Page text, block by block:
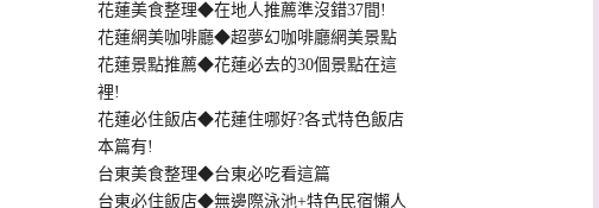
花蓮美食整理◆在地人推薦準沒錯37間!
花蓮網美咖啡廳◆超夢幻咖啡廳網美景點
花蓮景點推薦◆花蓮必去的30個景點在這
裡!
花蓮必住飯店◆花蓮住哪好?各式特色飯店
本篇有!
台東美食整理◆台東必吃看這篇
台東必住飯店◆無邊際泳池+特色民宿懶人